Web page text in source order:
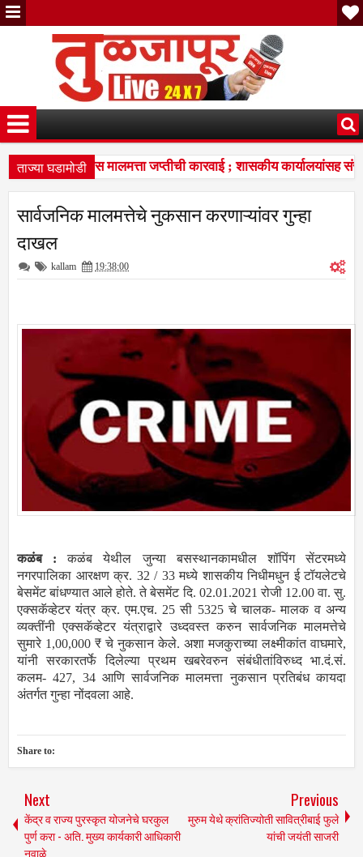
ताज्या घडामोडी
कर न भरल्यास मालमत्ता जप्तीची कारवाई ; शासकीय कार्यालयांसह
विद्यार्थ्यांना प्रेरणादायी वारसा
7:37 PM सरदारसिंग ठाकूर यांच्या
कर न भरल्यास मालमत्ता जप्तीची कारवाई ; शासकीय कार्यालयांसह
सार्वजनिक मालमत्तेचे नुकसान करणाऱ्यांवर गुन्हा
दाखल
kallam 19:38:00
कळंब :कळंब येथील जुन्या बसस्थानकामधील शॉपिंग सेंटरमध्ये
नगरपालिका आरक्षण क्र. 32 / 33 मध्ये शासकीय निधीमधुन ई टॉयलेटचे
बेसमेंट बांधण्यात आले होते. ते बेसमेंट दि. 02.01.2021 रोजी 12.00 वा. सु.
एक्सकॅव्हेटर यंत्र क्र. एम.एच. 25 सी 5325 चे चालक- मालक व अन्य
व्यक्तींनी एक्सकॅव्हेटर यंत्राद्वारे उध्दवस्त करुन सार्वजनिक मालमत्तेचे
सुमारे 1,00,000 ₹ चे नुकसान केले. अशा मजकुराच्या लक्ष्मीकांत वाघमारे,
यांनी सरकारतर्फे दिलेल्या प्रथम खबरेवरुन संबंधीतांविरुध्द भा.दं.सं.
कलम- 427, 34 आणि सार्वजनिक मालमत्ता नुकसान प्रतिबंध कायदा
अंतर्गत गुन्हा नोंदवला आहे.
Share to:
Next
केंद्र व राज्य पुरस्कृत योजनेचे घरकुल
पुर्ण करा - अति. मुख्य कार्यकारी आधिकारी
नवाळे
Previous
मुरुम येथे क्रांतिज्योती सावित्रीबाई फुले
यांची जयंती साजरी